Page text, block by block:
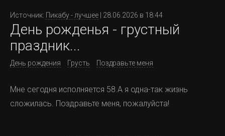
Повтор
Источник: Пикабу - лучшее | 28.06.2026 в 18:44
День рожденья - грустный
праздник...
День рождения Грусть Поздравьте меня
Мне сегодня исполняется 58.А я одна-так жизнь
сложилась. Поздравьте меня, пожалуйста!